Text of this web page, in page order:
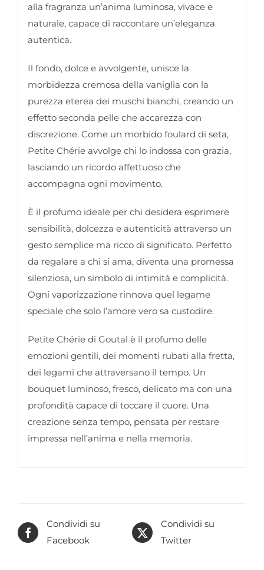
alla fragranza un’anima luminosa, vivace e
naturale, capace di raccontare un’eleganza
autentica.
Il fondo, dolce e avvolgente, unisce la
morbidezza cremosa della vaniglia con la
purezza eterea dei muschi bianchi, creando un
effetto seconda pelle che accarezza con
discrezione. Come un morbido foulard di seta,
Petite Chérie avvolge chi lo indossa con grazia,
lasciando un ricordo affettuoso che
accompagna ogni movimento.
È il profumo ideale per chi desidera esprimere
sensibilità, dolcezza e autenticità attraverso un
gesto semplice ma ricco di significato. Perfetto
da regalare a chi si ama, diventa una promessa
silenziosa, un simbolo di intimità e complicità.
Ogni vaporizzazione rinnova quel legame
speciale che solo l’amore vero sa custodire.
Petite Chérie di Goutal è il profumo delle
emozioni gentili, dei momenti rubati alla fretta,
dei legami che attraversano il tempo. Un
bouquet luminoso, fresco, delicato ma con una
profondità capace di toccare il cuore. Una
creazione senza tempo, pensata per restare
impressa nell’anima e nella memoria.
Condividi su
Facebook
Condividi su
Twitter